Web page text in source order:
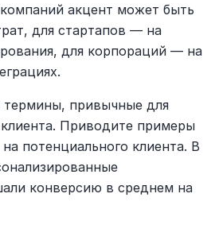
акцент может быть
для стартапов — на
для корпораций — на
термины, привычные для
Приводите примеры
потенциального клиента. В
конверсию в среднем на